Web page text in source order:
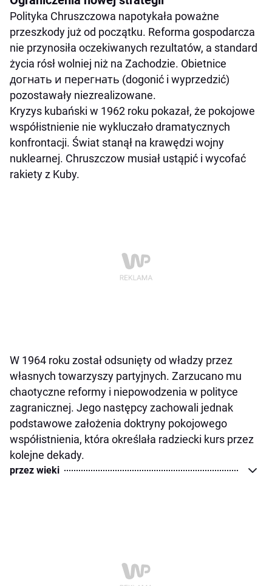
Polityka Chruszczowa napotykała poważne
przeszkody już od początku. Reforma gospodarcza
nie przynosiła oczekiwanych rezultatów, a standard
życia rósł wolniej niż na Zachodzie. Obietnice
догнать и перегнать (dogonić i wyprzedzić)
pozostawały niezrealizowane.
Kryzys kubański w 1962 roku pokazał, że pokojowe
współistnienie nie wykluczało dramatycznych
konfrontacji. Świat stanął na krawędzi wojny
nuklearnej. Chruszczow musiał ustąpić i wycofać
rakiety z Kuby.
W 1964 roku został odsunięty od władzy przez
własnych towarzyszy partyjnych. Zarzucano mu
chaotyczne reformy i niepowodzenia w polityce
zagranicznej. Jego następcy zachowali jednak
podstawowe założenia doktryny pokojowego
współistnienia, która określała radziecki kurs przez
kolejne dekady.
przez wieki